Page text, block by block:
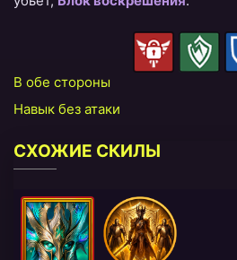
В обе стороны
Навык без атаки
СХОЖИЕ СКИЛЫ